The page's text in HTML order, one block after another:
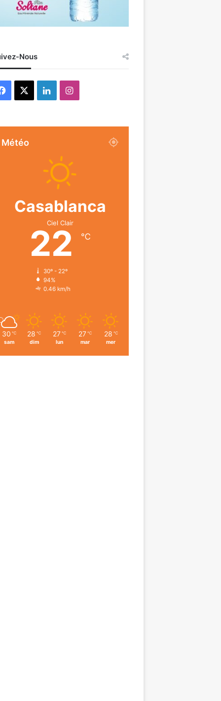
Nous
Facebook LinkedinInstagram
Météo
Casablanca
Ciel Clair
22 ℃
30º - 22º
94%
0.46 km/h
30 ℃
sam
28 ℃
dim
27 ℃
lun
27 ℃
mar
28 ℃
mer